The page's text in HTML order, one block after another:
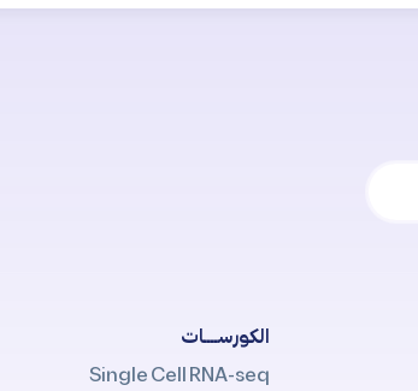
الكورســــات
Single Cell RNA-seq